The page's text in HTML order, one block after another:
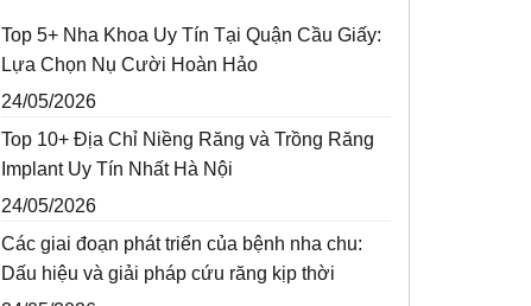
Top 5+ Nha Khoa Uy Tín Tại Quận Cầu Giấy:
Lựa Chọn Nụ Cười Hoàn Hảo
24/05/2026
Top 10+ Địa Chỉ Niềng Răng và Trồng Răng
Implant Uy Tín Nhất Hà Nội
24/05/2026
Các giai đoạn phát triển của bệnh nha chu:
Dấu hiệu và giải pháp cứu răng kịp thời